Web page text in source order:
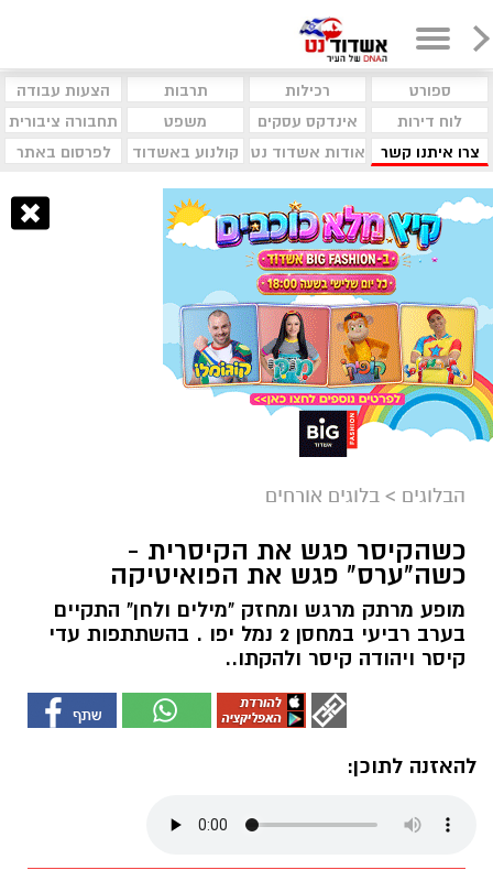
ספורט רכילות תרבות
הצעות עבודה
לוח דירות
אינדקס עסקים משפט
תחבורה ציבורית
צרו איתנו קשר
אודות אשדוד נט קולנוע באשדוד לפרסום באתר
הבלוגים > בלוגים אורחים
כשהקיסר פגש את הקיסרית -
כשה"ערס" פגש את הפואיטיקה
מופע מרתק מרגש ומחזק "מילים ולחן" התקיים
בערב רביעי במחסן 2 נמל יפו . בהשתתפות עדי
קיסר ויהודה קיסר ולהקתו..
להאזנה לתוכן: